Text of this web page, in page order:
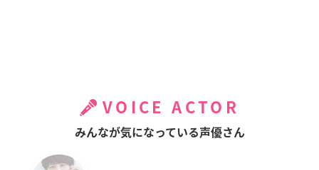
VOICE ACTOR
みんなが気になっている声優さん